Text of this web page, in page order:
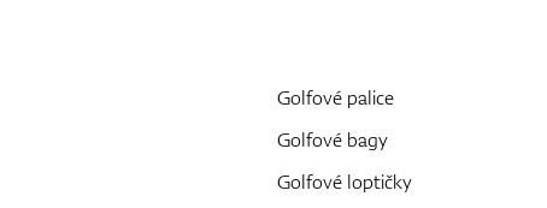
Golfové palice
Golfové bagy
Golfové loptičky